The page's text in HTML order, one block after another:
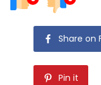
Share on
Pin it